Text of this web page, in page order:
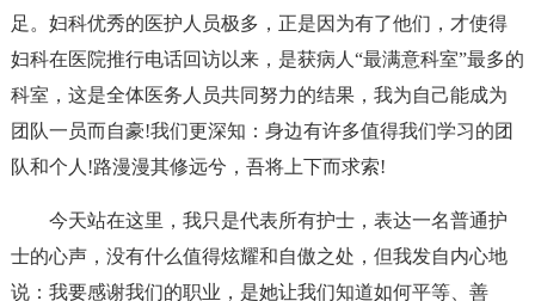
足。妇科优秀的医护人员极多，正是因为有了他们，才使得
妇科在医院推行电话回访以来，是获病人“最满意科室”最多的
科室，这是全体医务人员共同努力的结果，我为自己能成为
团队一员而自豪!我们更深知：身边有许多值得我们学习的团
队和个人!路漫漫其修远兮，吾将上下而求索!
今天站在这里，我只是代表所有护士，表达一名普通护
士的心声，没有什么值得炫耀和自傲之处，但我发自内心地
说：我要感谢我们的职业，是她让我们知道如何平等、善